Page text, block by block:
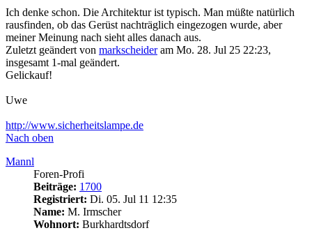
Ich denke schon. Die Architektur ist typisch. Man müßte natürlich
rausfinden, ob das Gerüst nachträglich eingezogen wurde, aber
meiner Meinung nach sieht alles danach aus.
Zuletzt geändert von markscheideram Mo. 28. Jul 25 22:23,
insgesamt 1-mal geändert.
Gelickauf!
Uwe
http://www.sicherheitslampe.de
Nach oben
Mannl
Foren-Profi
Beiträge: 1700
Registriert: Di. 05. Jul 11 12:35
Name: M. Irmscher
Wohnort: Burkhardtsdorf